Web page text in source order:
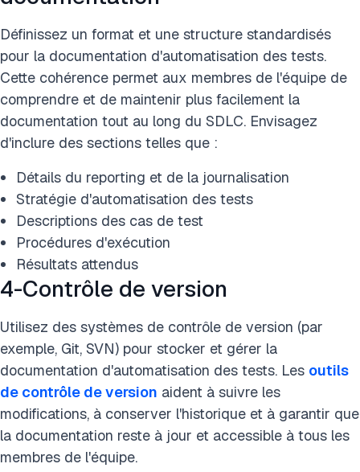
Définissez un format et une structure standardisés
pour la documentation d'automatisation des tests.
Cette cohérence permet aux membres de l'équipe de
comprendre et de maintenir plus facilement la
documentation tout au long du SDLC. Envisagez
d'inclure des sections telles que :
Détails du reporting et de la journalisation
Stratégie d'automatisation des tests
Descriptions des cas de test
Procédures d'exécution
Résultats attendus
4-Contrôle de version
Utilisez des systèmes de contrôle de version (par
exemple, Git, SVN) pour stocker et gérer la
documentation d'automatisation des tests. Les outils
de contrôle de version aident à suivre les
modifications, à conserver l'historique et à garantir que
la documentation reste à jour et accessible à tous les
membres de l'équipe.